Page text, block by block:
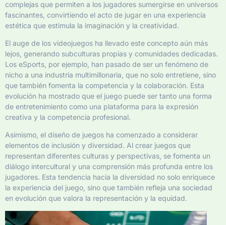
complejas que permiten a los jugadores sumergirse en universos
fascinantes, convirtiendo el acto de jugar en una experiencia
estética que estimula la imaginación y la creatividad.
El auge de los videojuegos ha llevado este concepto aún más
lejos, generando subculturas propias y comunidades dedicadas.
Los eSports, por ejemplo, han pasado de ser un fenómeno de
nicho a una industria multimillonaria, que no solo entretiene, sino
que también fomenta la competencia y la colaboración. Esta
evolución ha mostrado que el juego puede ser tanto una forma
de entretenimiento como una plataforma para la expresión
creativa y la competencia profesional.
Asimismo, el diseño de juegos ha comenzado a considerar
elementos de inclusión y diversidad. Al crear juegos que
representan diferentes culturas y perspectivas, se fomenta un
diálogo intercultural y una comprensión más profunda entre los
jugadores. Esta tendencia hacia la diversidad no solo enriquece
la experiencia del juego, sino que también refleja una sociedad
en evolución que valora la representación y la equidad.